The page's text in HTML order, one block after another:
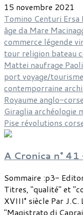
15 novembre 2021
Tomino Centuri Ersa
âge da Mare
commerce légende
tour religion bateau
Mattei naufrage Paoli
port voyage/tourisme
contemporraine
Royaume anglo-
Giraglia archéologie
Pise révolutions
A Cronica n°
Sommaire :p3-
Titres, "qualité" et
XVIII° siècle Par
"Magistrato di